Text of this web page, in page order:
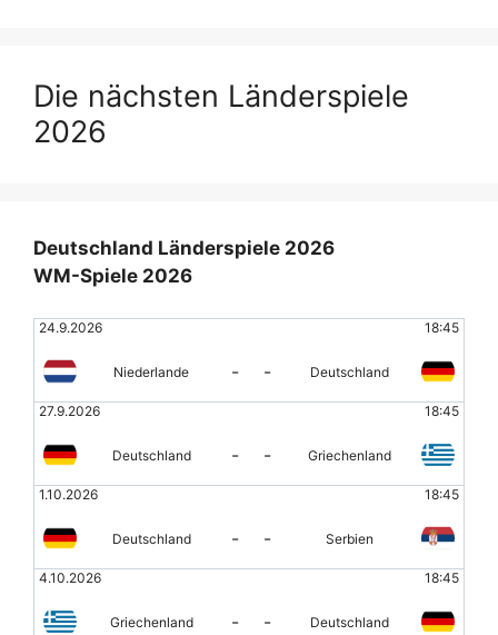
Die nächsten Länderspiele
2026
Deutschland Länderspiele 2026
WM-Spiele 2026
24.9.2026 18:45
Niederlande - - Deutschland
27.9.2026 18:45
Deutschland - - Griechenland
1.10.2026 18:45
Deutschland - - Serbien
4.10.2026 18:45
Griechenland - - Deutschland